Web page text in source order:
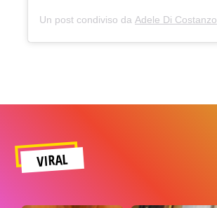
Un post condiviso da Adele Di Costanzo
VIRAL